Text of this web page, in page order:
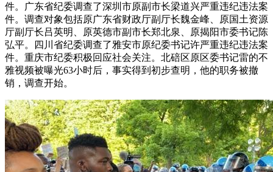
件。广东省纪委调查了深圳市原副市长梁道兴严重违纪违法案
件。调查对象包括原广东省财政厅副厅长魏金峰、原国土资源
厅副厅长吕英明、原英德市副市长郑北泉、原揭阳市委书记陈
弘平。四川省纪委调查了雅安市原纪委书记许严重违纪违法案
件。重庆市纪委积极回应社会关注。北碚区原区委书记雷的不
雅视频被曝光63小时后，事实得到初步查明，他的职务被撤
销，调查开始。